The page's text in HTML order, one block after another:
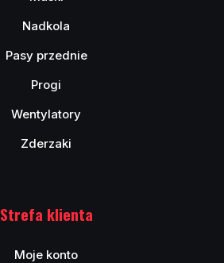
Nadkola
Pasy przednie
Progi
Wentylatory
Zderzaki
Strefa klienta
Moje konto